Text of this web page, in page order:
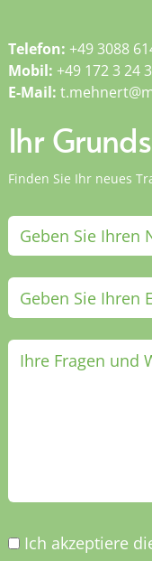
Telefon: +49 3088
Mobil: +49 172 3 24
E-Mail:
Ihr
Finden Sie Ihr neues
Ich akzeptiere